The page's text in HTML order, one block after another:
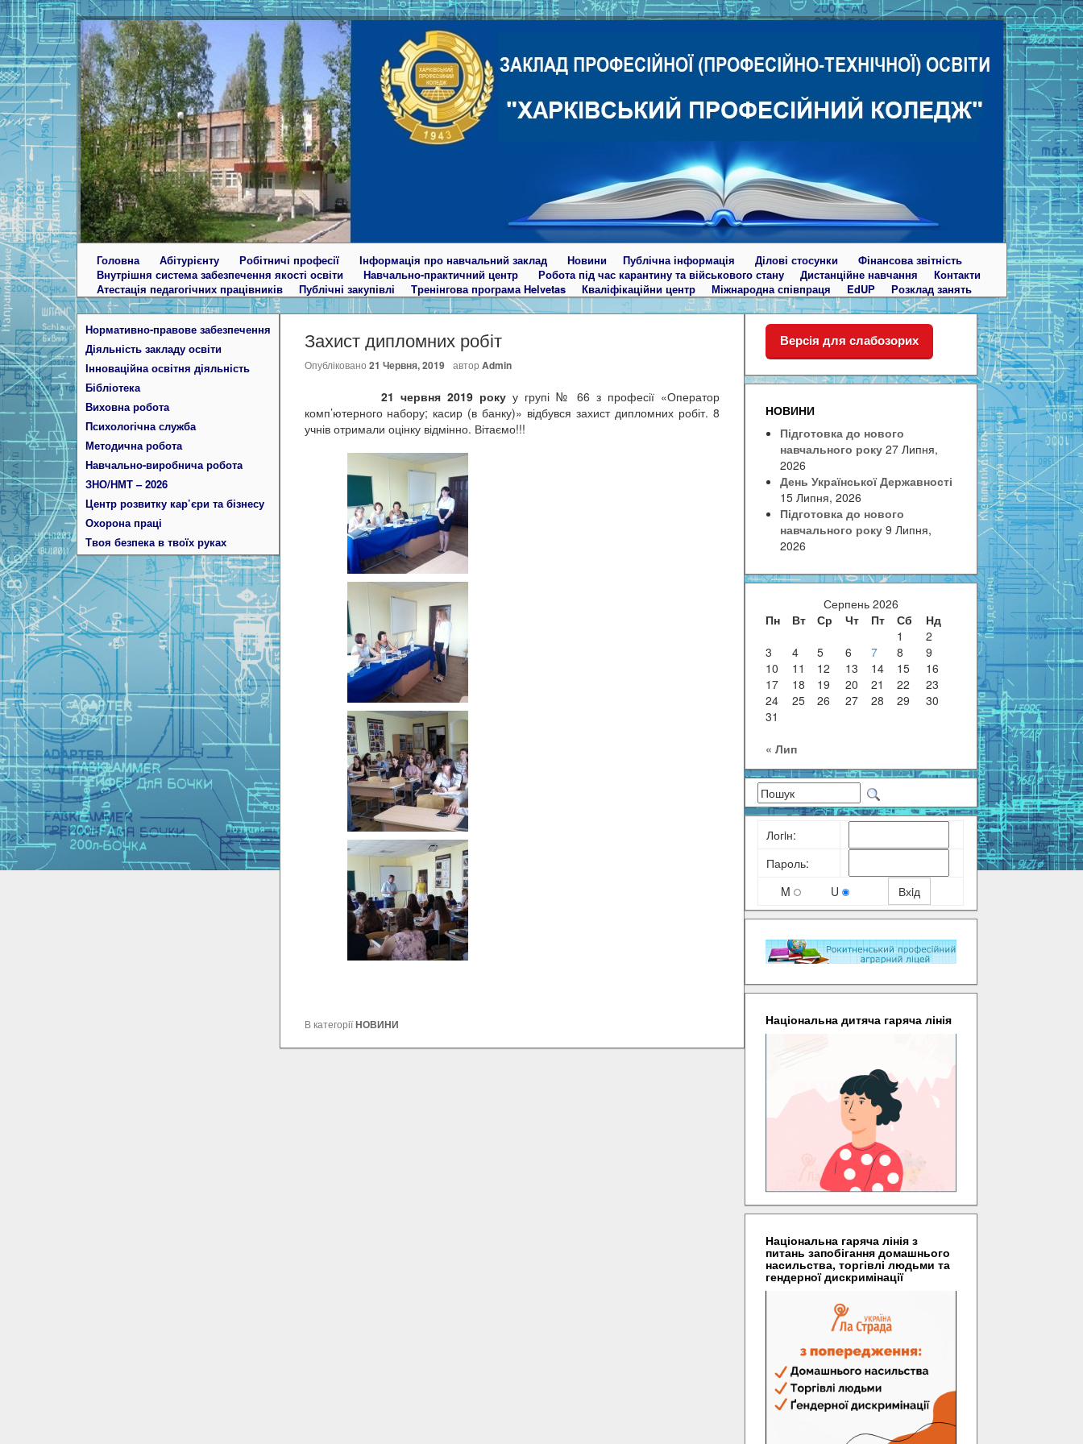
Головна Абітурієнту Робітничі професії Інформація про навчальний заклад Новини Публічна інформація Ділові стосунки
Фінансова звітність
Внутрішня система забезпечення якості освіти
Навчально-практичний центр Робота під час карантину та військового стану Дистанційне навчання
Контакти
Атестація педагогічних працівників
Публічні закупівлі Тренінгова програма Helvetas Кваліфікаційни центр Міжнародна співпраця EdUР Розклад занять
Нормативно-правове забезпечення
Діяльність закладу освіти
Інноваційна освітня діяльність
Бібліотека
Виховна робота
Психологічна служба
Методична робота
Навчально-виробнича робота
ЗНО/НМТ – 2026
Центр розвитку кар’єри та бізнесу
Охорона праці
Твоя безпека в твоїх руках
Захист дипломних робіт
Опубліковано 21 Червня, 2019 автор Admin
21 червня 2019 рокуу групі № 66 з професії «Оператор
комп’ютерного набору; касир (в банку)» відбувся захист дипломних робіт. 8
учнів отримали оцінку відмінно. Вітаємо!!!
В категоріїНОВИНИ
Версія для слабозорих
НОВИНИ
Підготовка до нового
навчального року 27 Липня,
2026
День Української Державності
15 Липня, 2026
Підготовка до нового
навчального року 9 Липня,
2026
Серпень 2026
Пн
Вт Ср Чт Пт Сб
Нд
1
2
3
4 5 6 7 8
9
10
11 12 13 14 15
16
17
18 19 20 21 22
23
24
25 26 27 28 29
30
31
« Лип
Логiн:
Пароль:
M
U
Національна дитяча гаряча лінія
Національна гаряча лінія з
питань запобігання домашнього
насильства, торгівлі людьми та
гендерної дискримінації